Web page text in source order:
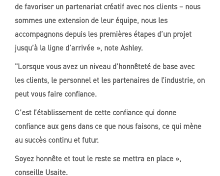
de favoriser un partenariat créatif avec nos clients – nous
sommes une extension de leur équipe, nous les
accompagnons depuis les premières étapes d’un projet
jusqu’à la ligne d’arrivée », note Ashley.
"Lorsque vous avez un niveau d’honnêteté de base avec
les clients, le personnel et les partenaires de l’industrie, on
peut vous faire confiance.
C’est l’établissement de cette confiance qui donne
confiance aux gens dans ce que nous faisons, ce qui mène
au succès continu et futur.
Soyez honnête et tout le reste se mettra en place »,
conseille Usaite.